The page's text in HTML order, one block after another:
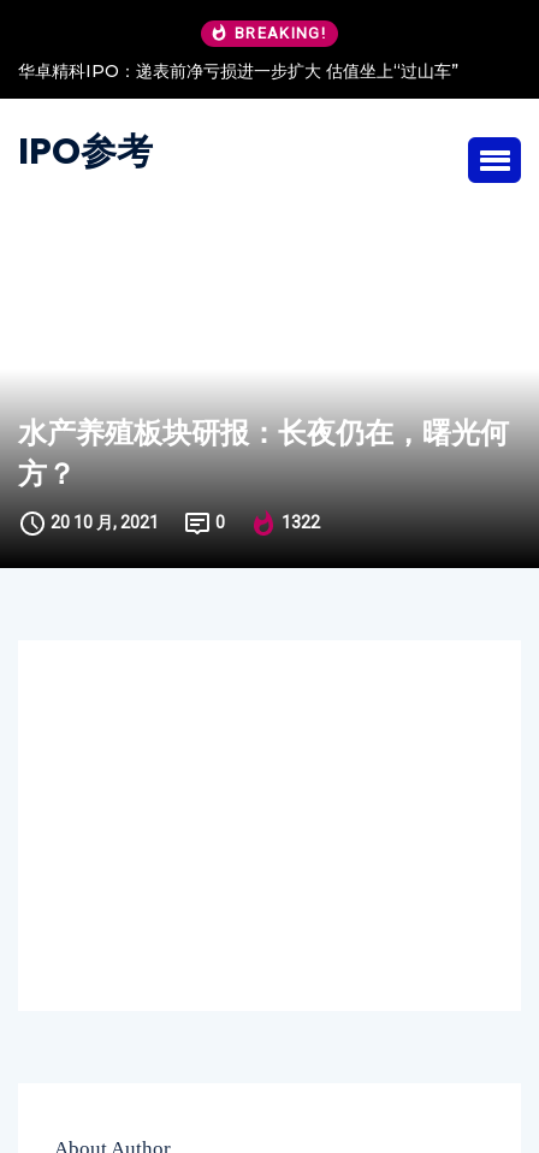
BREAKING!
华卓精科IPO：递表前净亏损进一步扩大 估值坐上“过山车”
IPO参考
水产养殖板块研报：长夜仍在，曙光何
方？
20 10 月, 2021 0 1322